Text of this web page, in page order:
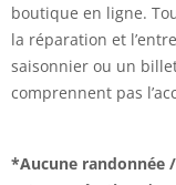
boutique en ligne.
la réparation et
saisonnier ou un
comprennent pas
*Aucune randonnée